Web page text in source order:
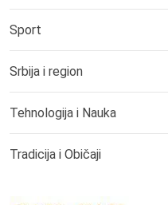
Sport
Srbija i region
Tehnologija i Nauka
Tradicija i Običaji